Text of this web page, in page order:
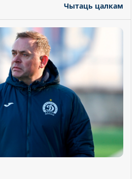
Чытаць цалкам